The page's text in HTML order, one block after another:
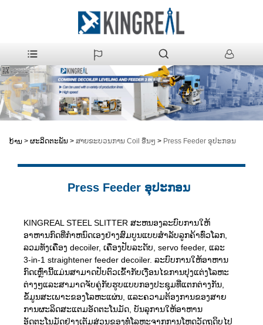
ບ້ານ > ຜະລິດຕະພັນ > ສາຍຂະບວນການ Coil ອື່ນໆ > Press Feeder ອຸປະກອນ
Press Feeder ອຸປະກອນ
KINGREAL STEEL SLITTER ສະຫນອງລະບົບການໃຫ້
ອາຫານກົດທີ່ກໍາຫນົດເອງຢ່າງສົມບູນແບບສໍາລັບລູກຄ້າທົ່ວໂລກ,
ລວມທັງເຄື່ອງ decoiler, ເຄື່ອງປັບລະດັບ, servo feeder, ແລະ
3-in-1 straightener feeder decoiler. ລະບົບການໃຫ້ອາຫານ
ກົດເຫຼົ່ານີ້ແມ່ນສາມາດປັບຕົວເຂົ້າກັບເງື່ອນໄຂການປຸງແຕ່ງໂລຫະ
ຕ່າງໆແລະສາມາດຈັບຄູ່ກັບຮູບແບບກອງປະຊຸມທີ່ແຕກຕ່າງກັນ,
ຂໍ້ມູນສະເພາະຂອງໂລຫະແຜ່ນ, ແລະຄວາມຕ້ອງການຂອງສາຍ
ການຜະລິດສະແຕມອັດຕະໂນມັດ, ບັນລຸການໃຫ້ອາຫານ
ອັດຕະໂນມັດຢ່າງເຕັມສ່ວນຂອງທໍ່ໂລຫະຈາກການໂຫຼດວັດຖຸດິບໄປ